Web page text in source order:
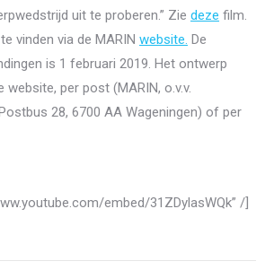
uit te proberen.” Zie deze film.
vinden via de MARIN website. De
is 1 februari 2019. Het ontwerp
website, per post (MARIN, o.v.v.
28, 6700 AA Wageningen) of per
embed/31ZDylasWQk” /]